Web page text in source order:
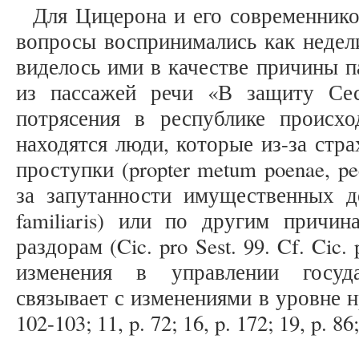
Для Цицерона и его
вопросы воспринимались как
виделось ими в качестве причины
из пассажей речи «В защиту
потрясения в республике
находятся люди, которые из-за
проступки (propter metum poenae,
за запутанности имущественных
familiaris) или по другим
раздорам (Cic. pro Sest. 99. Cf.
изменения в управлении
связывает с изменениями в уровне
102-103; 11, p. 72; 16, p. 172; 19, p.